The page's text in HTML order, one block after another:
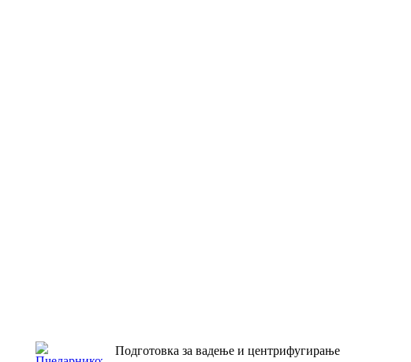
Подготовка за вадење и центрифугирање